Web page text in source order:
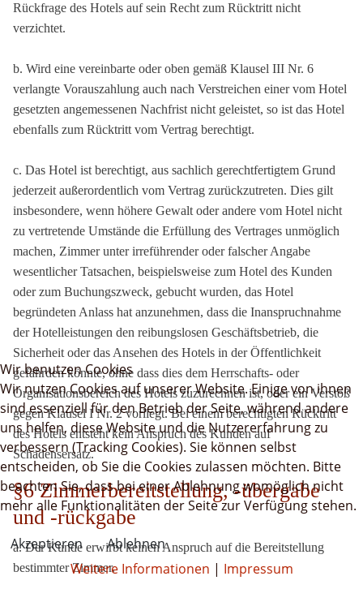
Rückfrage des Hotels auf sein Recht zum Rücktritt nicht
verzichtet.
b. Wird eine vereinbarte oder oben gemäß Klausel III Nr. 6
verlangte Vorauszahlung auch nach Verstreichen einer vom Hotel
gesetzten angemessenen Nachfrist nicht geleistet, so ist das Hotel
ebenfalls zum Rücktritt vom Vertrag berechtigt.
c. Das Hotel ist berechtigt, aus sachlich gerechtfertigtem Grund
jederzeit außerordentlich vom Vertrag zurückzutreten. Dies gilt
insbesondere, wenn höhere Gewalt oder andere vom Hotel nicht
zu vertretende Umstände die Erfüllung des Vertrages unmöglich
machen, Zimmer unter irreführender oder falscher Angabe
wesentlicher Tatsachen, beispielsweise zum Hotel des Kunden
oder zum Buchungszweck, gebucht wurden, das Hotel
begründeten Anlass hat anzunehmen, dass die Inanspruchnahme
der Hotelleistungen den reibungslosen Geschäftsbetrieb, die
Sicherheit oder das Ansehen des Hotels in der Öffentlichkeit
gefährden könnte, ohne dass dies dem Herrschafts- oder
Organisationsbereich des Hotels zuzurechnen ist, oder ein Verstoß
gegen Klausel I Nr. 2 vorliegt. Bei einem berechtigten Rücktritt
des Hotels entsteht kein Anspruch des Kunden auf
Schadensersatz.
§6 Zimmerbereitstellung, -übergabe
und -rückgabe
a. Der Kunde erwirbt keinen Anspruch auf die Bereitstellung
bestimmter Zimmer.
Wir benutzen Cookies
Wir nutzen Cookies auf unserer Website. Einige von ihnen
sind essenziell für den Betrieb der Seite, während andere
uns helfen, diese Website und die Nutzererfahrung zu
verbessern (Tracking Cookies). Sie können selbst
entscheiden, ob Sie die Cookies zulassen möchten. Bitte
beachten Sie, dass bei einer Ablehnung womöglich nicht
mehr alle Funktionalitäten der Seite zur Verfügung stehen.
Akzeptieren
Ablehnen
Weitere Informationen | Impressum